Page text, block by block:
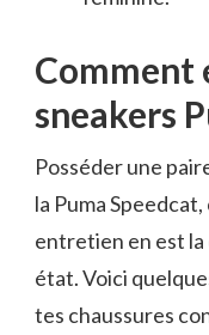
Comment
sneakers
Posséder une
la Puma Speedcat,
entretien en est
état. Voici
tes chaussures